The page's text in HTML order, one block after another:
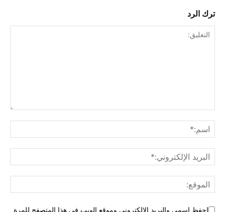
ترك الرد
احفظ اسمي والبريد الإلكتروني وموقع الويب في هذا المتصفح للمرة